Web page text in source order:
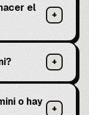
el
+
+
o hay
+